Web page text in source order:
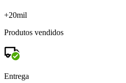
+20mil
Produtos vendidos
Entrega